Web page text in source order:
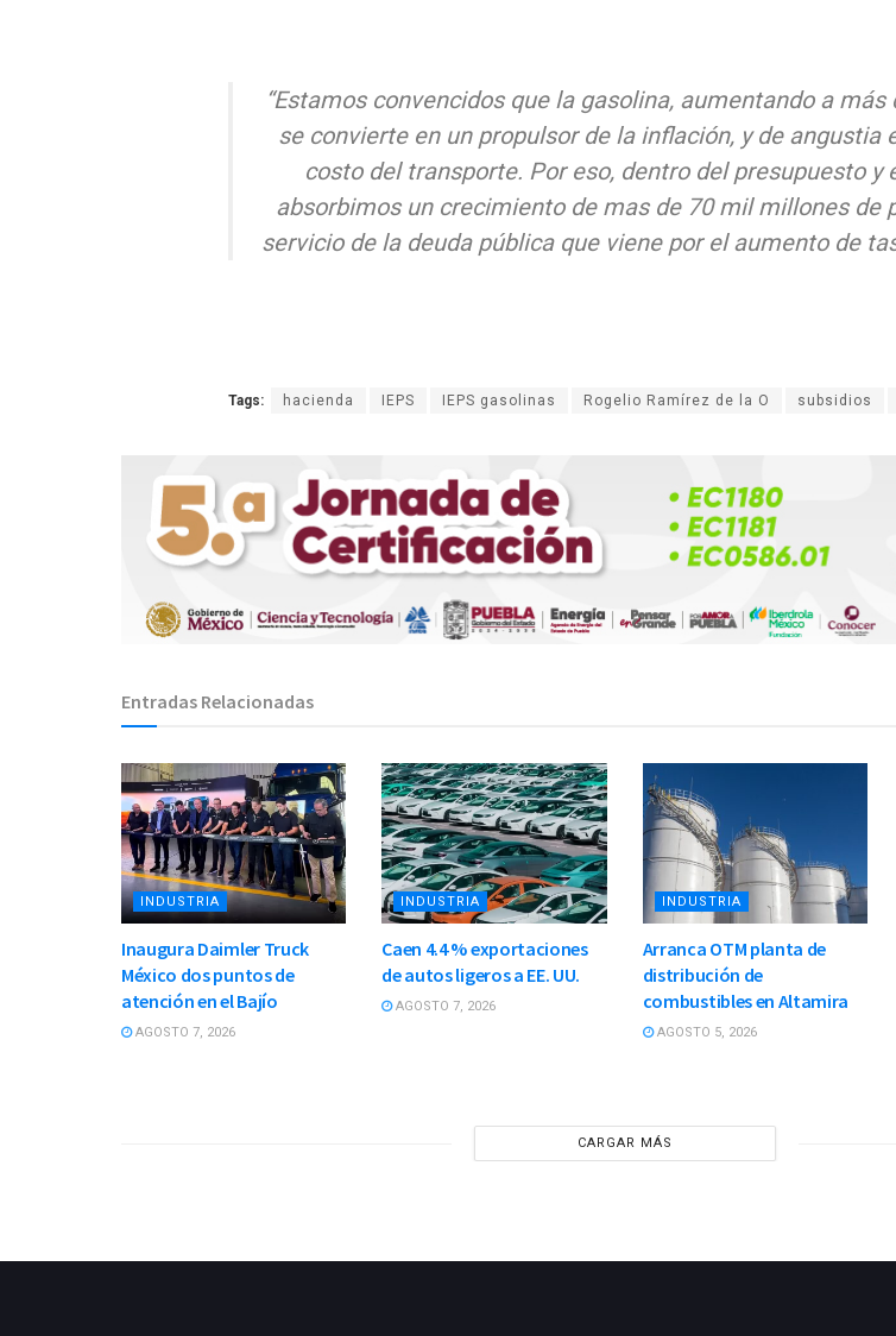
“Estamos convencidos que la gasolina, aumentando a más
se convierte en un propulsor de la inflación, y de angustia
costo del transporte. Por eso, dentro del presupuesto y
absorbimos un crecimiento de mas de 70 mil millones de
servicio de la deuda pública que viene por el aumento de
Tags: hacienda IEPS IEPS gasolinas Rogelio Ramírez de la O subsidios
Entradas Relacionadas
INDUSTRIA
Inaugura Daimler Truck
México dos puntos de
atención en el Bajío
AGOSTO 7, 2026
INDUSTRIA
Caen 4.4 % exportaciones
de autos ligeros a EE. UU.
AGOSTO 7, 2026
INDUSTRIA
Arranca OTM planta de
distribución de
combustibles en Altamira
AGOSTO 5, 2026
CARGAR MÁS